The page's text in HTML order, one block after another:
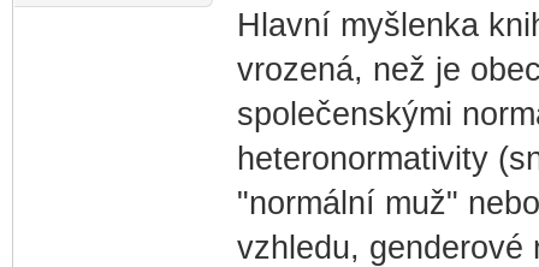
Hlavní myšlenka
vrozená, než je
společenskými
heteronormativity
"normální muž"
vzhledu, genderové